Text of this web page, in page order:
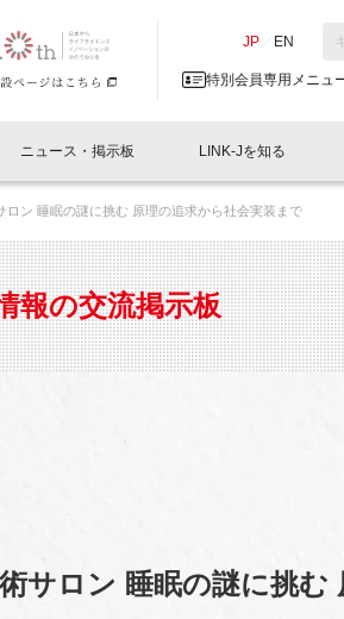
JP EN
特別会員専用メニュ
閉じる
イベントレポート一覧
LINK-J主催・共催
LINK-J協賛・協力
？
タビュー 会報
ム 日本
ニュース・掲示板
人と情報の交流掲示板一覧
会員プレスリリース
募集
LINK-Jを知る
事業
GTB
て 入会
施設
ロン 睡眠の謎に挑む 原理の追求から社会実装まで
報の交流掲示板
サロン 睡眠の謎に挑む